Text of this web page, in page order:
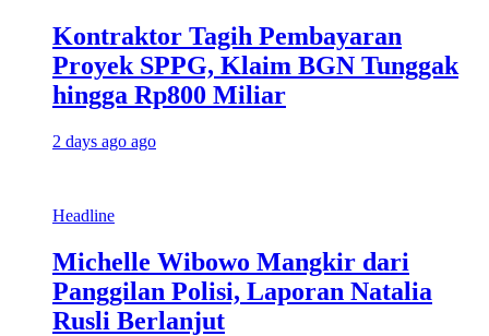
Kontraktor Tagih Pembayaran
Proyek SPPG, Klaim BGN Tunggak
hingga Rp800 Miliar
2 days ago ago
Headline
Michelle Wibowo Mangkir dari
Panggilan Polisi, Laporan Natalia
Rusli Berlanjut